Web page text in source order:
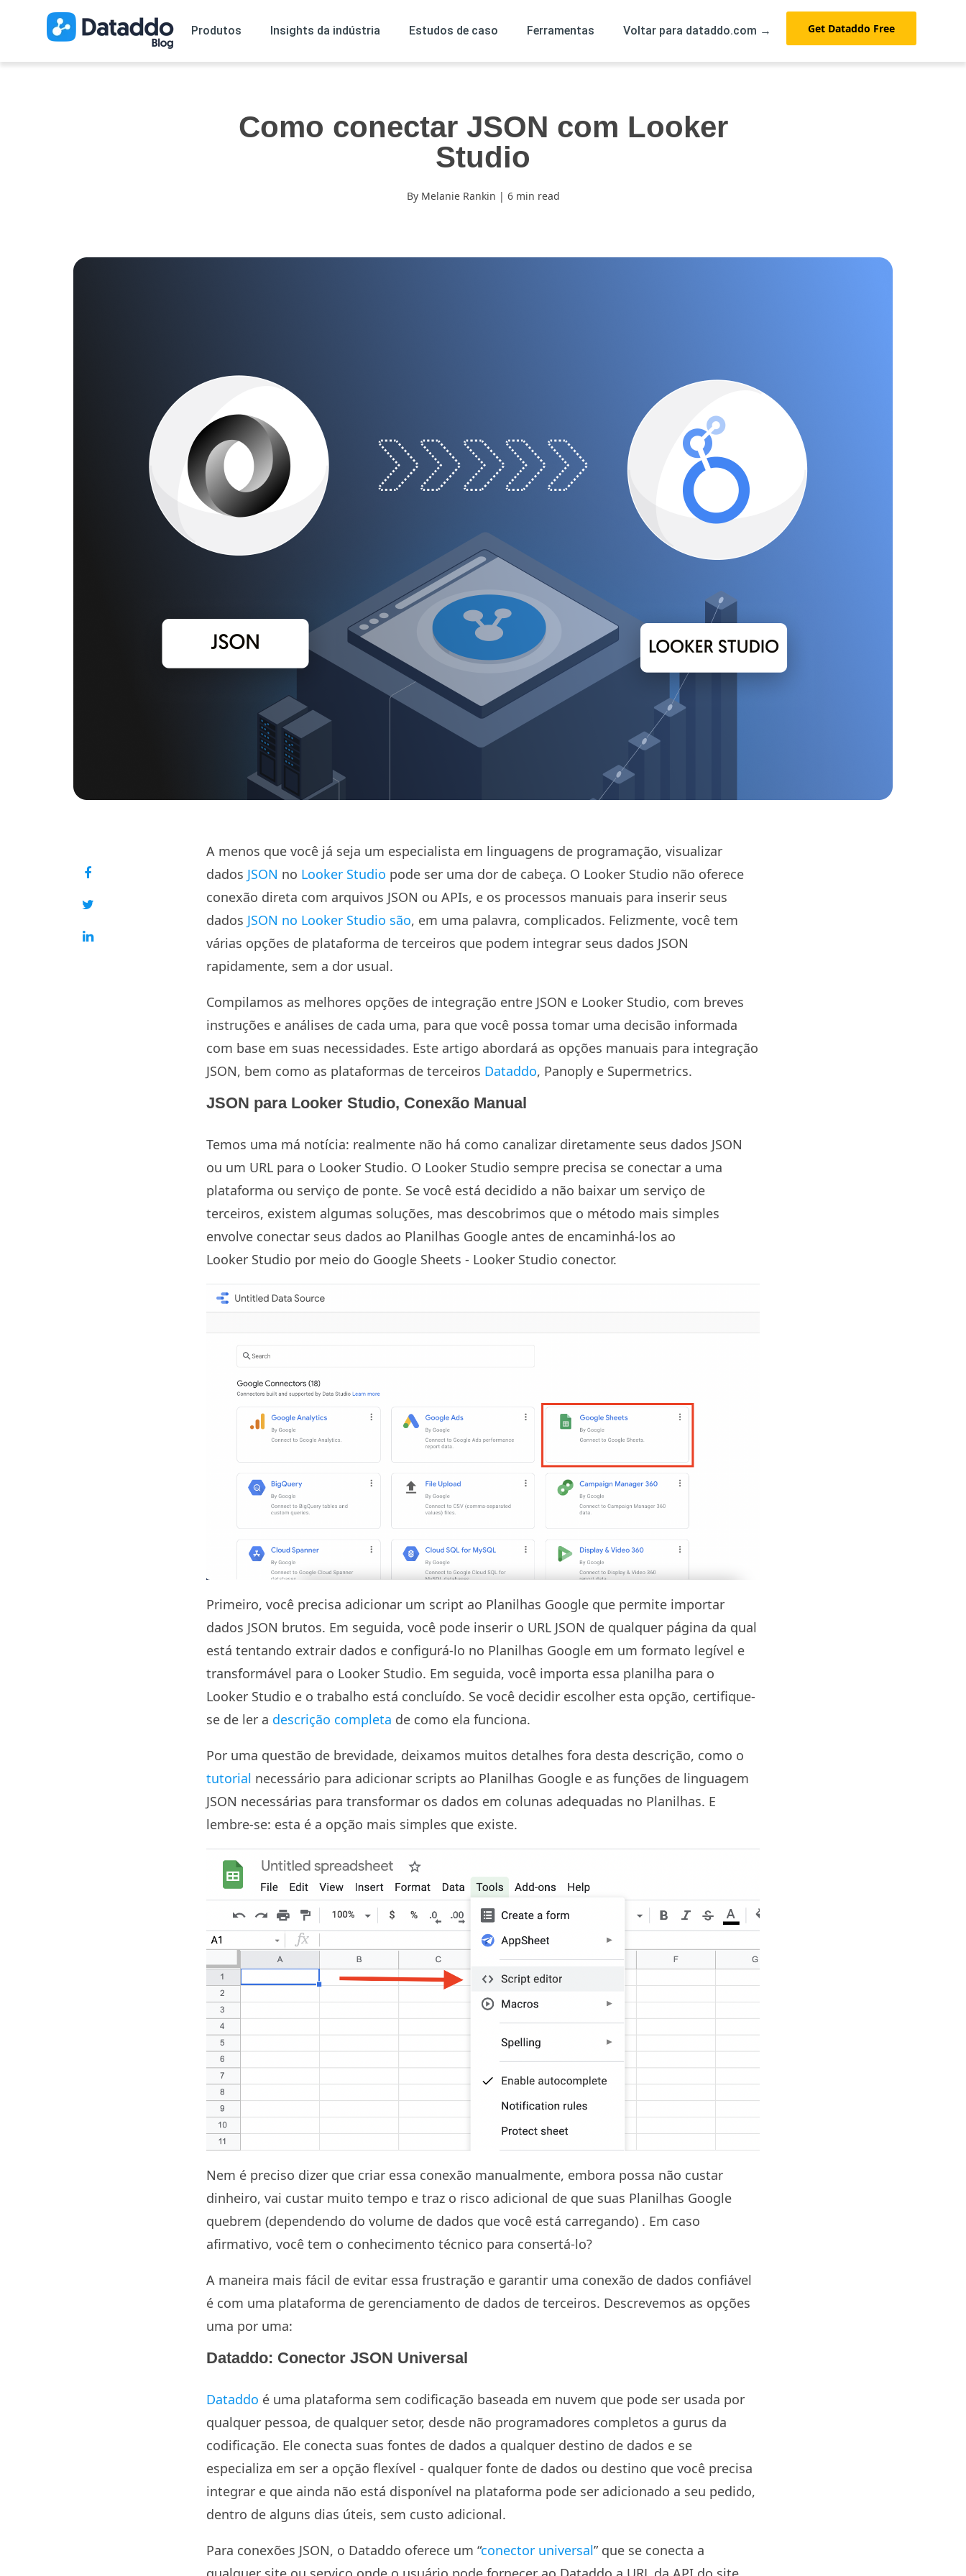
Produtos Insights da indústria Estudos de caso Ferramentas Voltar para dataddo.com → Get Dataddo Free
Como conectar JSON com Looker
Studio
By Melanie Rankin | 6 min read
A menos que você já seja um especialista em linguagens de programação, visualizar
dados JSON no Looker Studio pode ser uma dor de cabeça. O Looker Studio não oferece
conexão direta com arquivos JSON ou APIs, e os processos manuais para inserir seus
dados JSON no Looker Studio são, em uma palavra, complicados. Felizmente, você tem
várias opções de plataforma de terceiros que podem integrar seus dados JSON
rapidamente, sem a dor usual.
Compilamos as melhores opções de integração entre JSON e Looker Studio, com breves
instruções e análises de cada uma, para que você possa tomar uma decisão informada
com base em suas necessidades. Este artigo abordará as opções manuais para integração
JSON, bem como as plataformas de terceiros Dataddo, Panoply e Supermetrics.
JSON para Looker Studio, Conexão Manual
Temos uma má notícia: realmente não há como canalizar diretamente seus dados JSON
ou um URL para o Looker Studio. O Looker Studio sempre precisa se conectar a uma
plataforma ou serviço de ponte. Se você está decidido a não baixar um serviço de
terceiros, existem algumas soluções, mas descobrimos que o método mais simples
envolve conectar seus dados ao Planilhas Google antes de encaminhá-los ao
Looker Studio por meio do Google Sheets - Looker Studio conector.
Primeiro, você precisa adicionar um script ao Planilhas Google que permite importar
dados JSON brutos. Em seguida, você pode inserir o URL JSON de qualquer página da qual
está tentando extrair dados e configurá-lo no Planilhas Google em um formato legível e
transformável para o Looker Studio. Em seguida, você importa essa planilha para o
Looker Studio e o trabalho está concluído. Se você decidir escolher esta opção, certifique-
se de ler a descrição completa de como ela funciona.
Por uma questão de brevidade, deixamos muitos detalhes fora desta descrição, como o
tutorial necessário para adicionar scripts ao Planilhas Google e as funções de linguagem
JSON necessárias para transformar os dados em colunas adequadas no Planilhas. E
lembre-se: esta é a opção mais simples que existe.
Nem é preciso dizer que criar essa conexão manualmente, embora possa não custar
dinheiro, vai custar muito tempo e traz o risco adicional de que suas Planilhas Google
quebrem (dependendo do volume de dados que você está carregando) . Em caso
afirmativo, você tem o conhecimento técnico para consertá-lo?
A maneira mais fácil de evitar essa frustração e garantir uma conexão de dados confiável
é com uma plataforma de gerenciamento de dados de terceiros. Descrevemos as opções
uma por uma:
Dataddo: Conector JSON Universal
Dataddo é uma plataforma sem codificação baseada em nuvem que pode ser usada por
qualquer pessoa, de qualquer setor, desde não programadores completos a gurus da
codificação. Ele conecta suas fontes de dados a qualquer destino de dados e se
especializa em ser a opção flexível - qualquer fonte de dados ou destino que você precisa
integrar e que ainda não está disponível na plataforma pode ser adicionado a seu pedido,
dentro de alguns dias úteis, sem custo adicional.
Para conexões JSON, o Dataddo oferece um “conector universal” que se conecta a